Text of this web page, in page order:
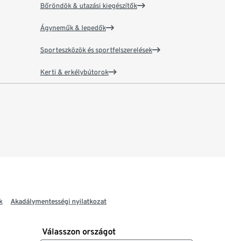
Bőröndök & utazási kiegészítők
Ágyneműk & lepedők
Sporteszközök és sportfelszerelések
Kerti & erkélybútorok
Akadálymentességi nyilatkozat
Válasszon országot